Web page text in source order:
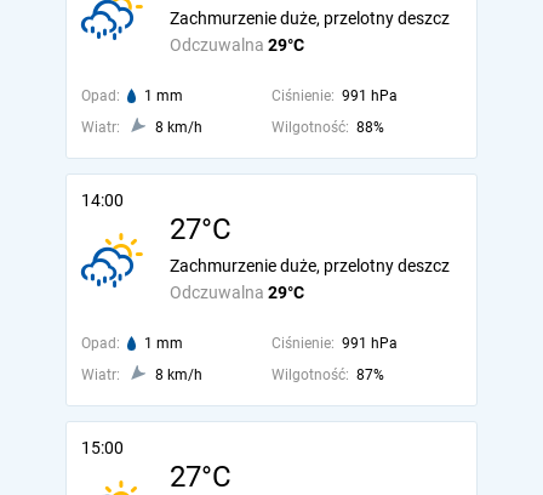
Odczuwalna 29°C
Zachmurzenie duże, przelotny deszcz
Opad: 1 mm Ciśnienie: 991 hPa
Wiatr:
8 km/h Wilgotność: 88%
14:00
27°C
Odczuwalna 29°C
Zachmurzenie duże, przelotny deszcz
Opad: 1 mm Ciśnienie: 991 hPa
Wiatr:
8 km/h Wilgotność: 87%
15:00
27°C